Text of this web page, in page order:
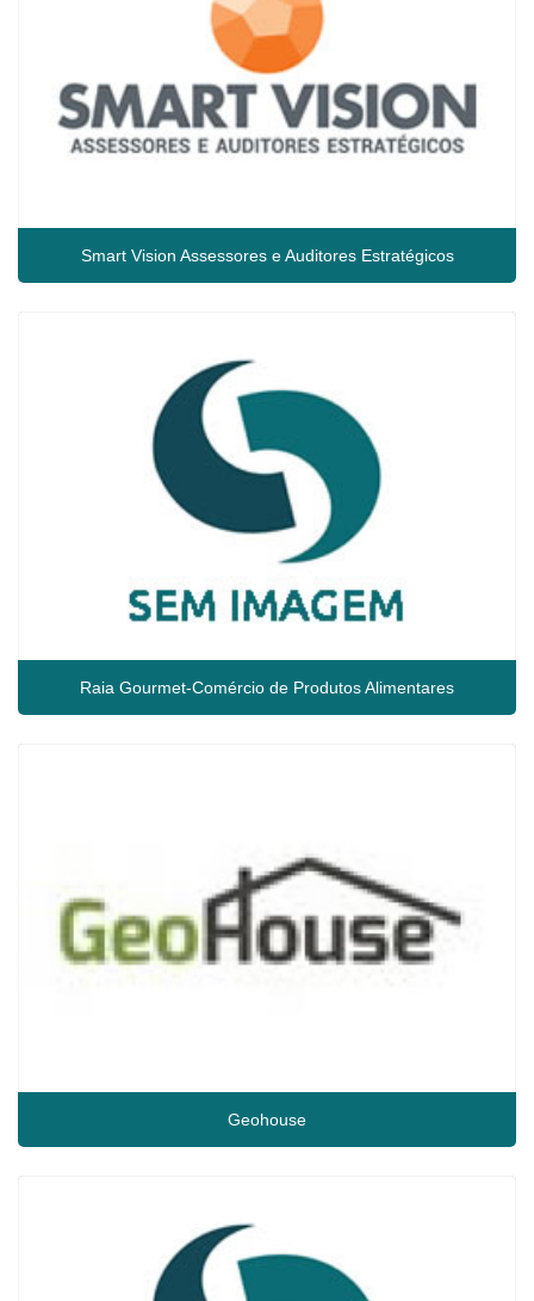
Smart Vision Assessores e Auditores Estratégicos
Raia Gourmet-Comércio de Produtos Alimentares
Geohouse